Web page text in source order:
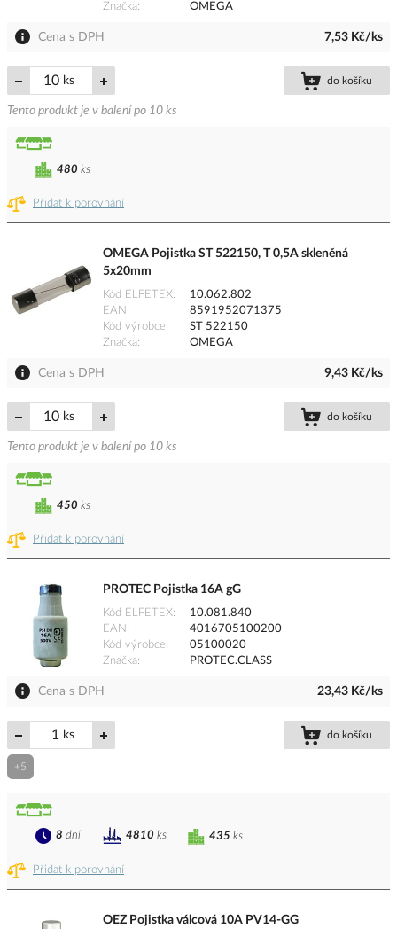
Značka
OMEGA
Cena s DPH 7,53 Kč/ks
ks do košíku
Tento produkt je v balení po 10 ks
Přidat k porovnání
480 ks
OMEGA Pojistka ST 522150, T 0,5A skleněná
5x20mm
Kód ELFETEX
10.062.802
EAN
8591952071375
Kód výrobce
ST 522150
Značka
OMEGA
Cena s DPH 9,43 Kč/ks
ks do košíku
Tento produkt je v balení po 10 ks
Přidat k porovnání
450 ks
PROTEC Pojistka 16A gG
Kód ELFETEX
10.081.840
EAN
4016705100200
Kód výrobce
05100020
Značka
PROTEC.CLASS
Cena s DPH 23,43 Kč/ks
ks do košíku
+5
Přidat k porovnání
435 ks
8 dní 4810 ks
OEZ Pojistka válcová 10A PV14-GG